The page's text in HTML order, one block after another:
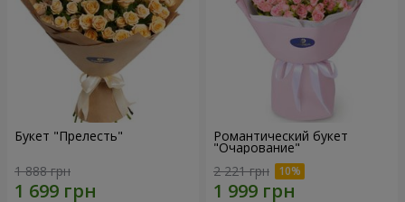
Букет "Прелесть"
1 888 грн
Романтический букет
"Очарование"
2 221 грн